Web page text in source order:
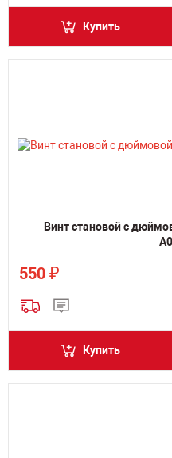
Купить
Винт становой с
550 ₽
Купить